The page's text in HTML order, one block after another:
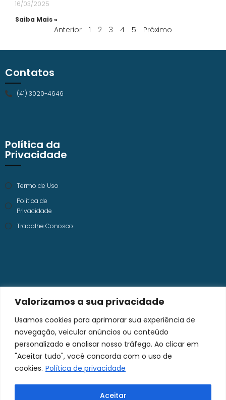
Valorizamos a sua privacidade
Usamos cookies para aprimorar sua experiência de
navegação, veicular anúncios ou conteúdo
personalizado e analisar nosso tráfego. Ao clicar em
"Aceitar tudo", você concorda com o uso de
cookies. Política de privacidade
Aceitar
16/03/2025
Saiba Mais »
Anterior 1 2 3 4 5 Próximo
Política da
Privacidade
Termo de Uso
Política de
Privacidade
Trabalhe Conosco
Contatos
(41) 3020-4646